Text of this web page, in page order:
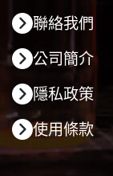
聯絡我們
公司簡介
隱私政策
使用條款